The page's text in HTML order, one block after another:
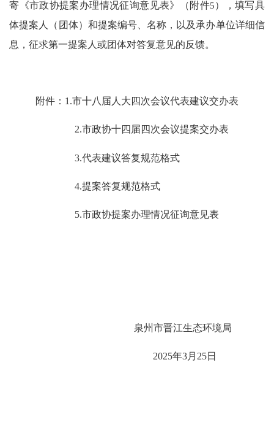
寄《市政协提案办理情况征询意见表》（附件5），填写具
体提案人（团体）和提案编号、名称，以及承办单位详细信
息，征求第一提案人或团体对答复意见的反馈。
附件： 1.市十八届人大四次会议代表建议交办表
2.市政协十四届四次会议提案交办表
3.代表建议答复规范格式
4.提案答复规范格式
5.市政协提案办理情况征询意见表
泉州市晋江生态环境局
2025年3月25日